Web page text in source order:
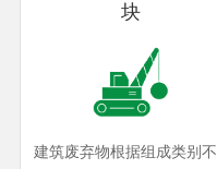
块
建筑废弃物根据组成类别不